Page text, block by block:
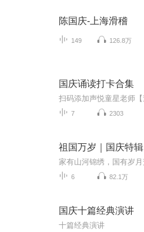
陈国庆-上海滑稽
149 126.8万
国庆诵读打卡合集
7 2303
祖国万岁｜国庆特辑
6 82.1万
国庆十篇经典演讲
十篇经典演讲